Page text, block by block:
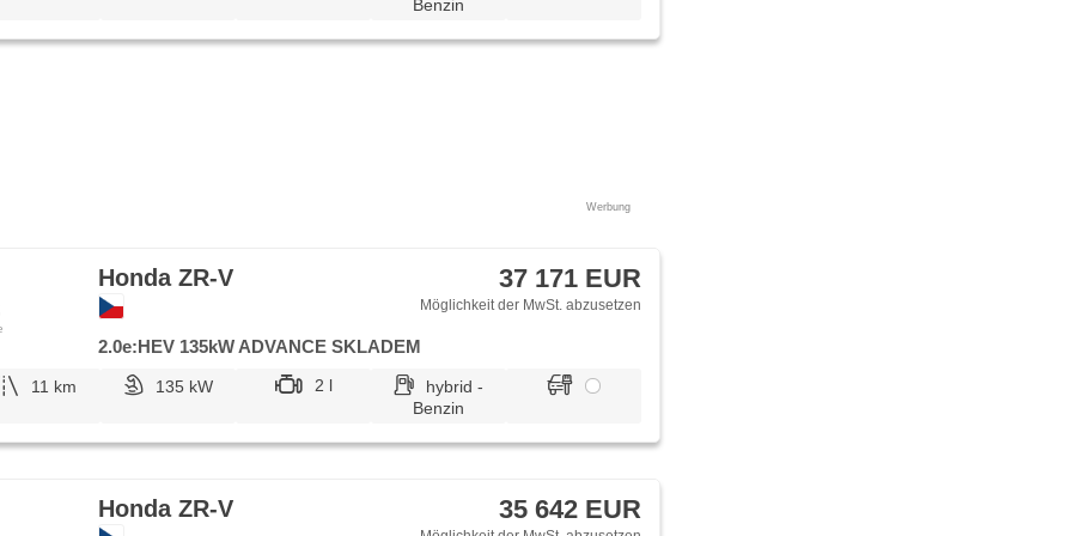
Benzin
Werbung
Honda ZR-V 37 171 EUR
Möglichkeit der MwSt. abzusetzen
2.0e:HEV 135kW ADVANCE SKLADEM
11 km 135 kW 2 l
hybrid -
Benzin
Honda ZR-V 35 642 EUR